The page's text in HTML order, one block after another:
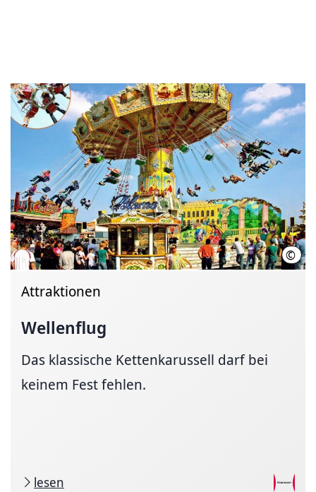
©
Attraktionen
Wellenflug
Das klassische Kettenkarussell darf bei
keinem Fest fehlen.
lesen